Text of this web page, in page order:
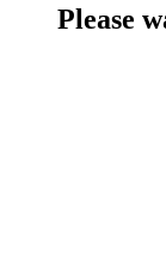
Please